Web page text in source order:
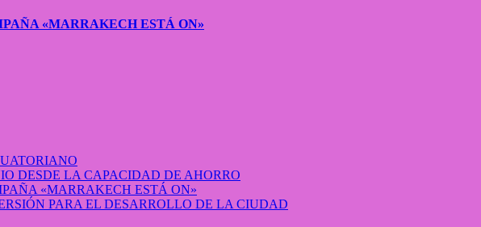
«MARRAKECH ESTÁ ON»
DESDE LA CAPACIDAD DE AHORRO
«MARRAKECH ESTÁ ON»
PARA EL DESARROLLO DE LA CIUDAD